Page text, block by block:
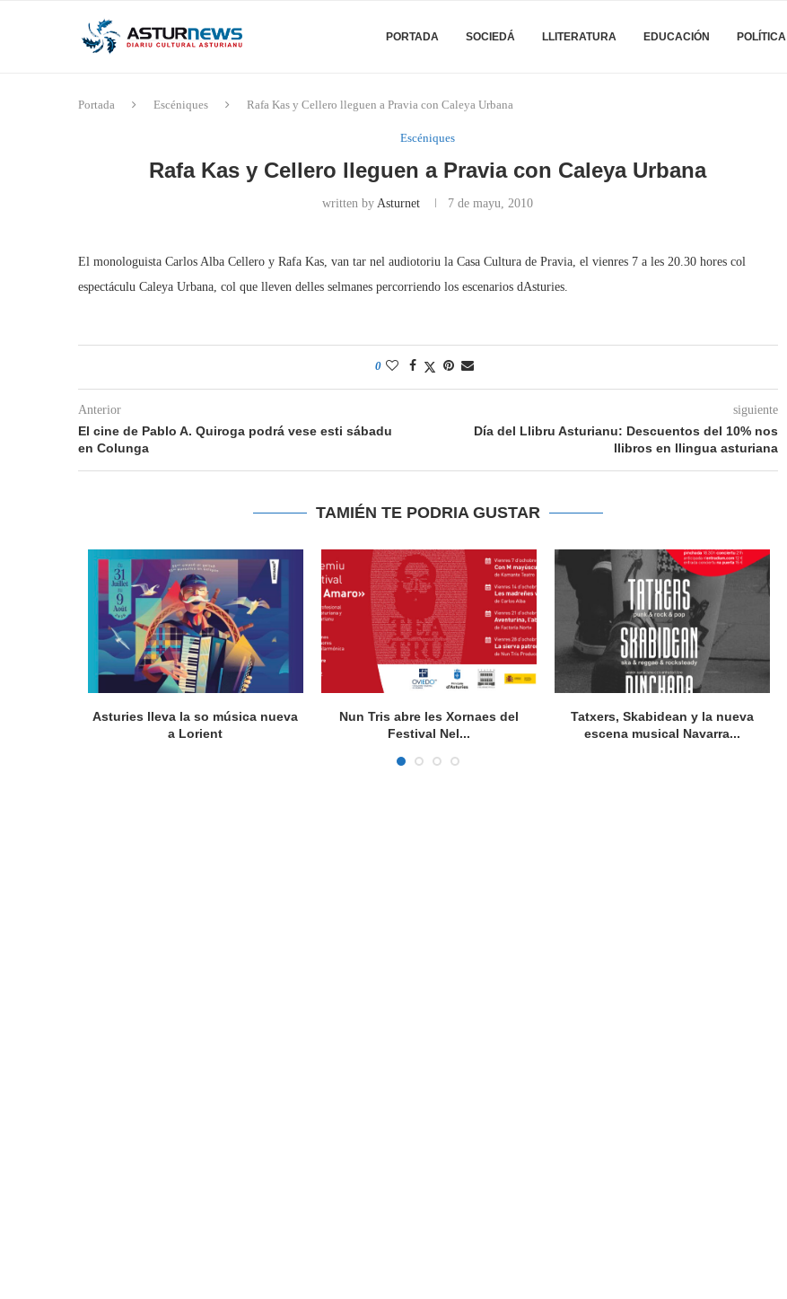
PORTADA SOCIEDÁ LLITERATURA EDUCACIÓN POLÍTICA
Portada Escéniques Rafa Kas y Cellero lleguen a Pravia con Caleya Urbana
Escéniques
Rafa Kas y Cellero lleguen a Pravia con Caleya Urbana
written byAsturnet 7 de mayu, 2010
El monologuista Carlos Alba Cellero y Rafa Kas, van tar nel audiotoriu la Casa Cultura de Pravia, el vienres 7 a les 20.30 hores col
espectáculu Caleya Urbana, col que lleven delles selmanes percorriendo los escenarios dAsturies.
0
Anterior
El cine de Pablo A. Quiroga podrá vese esti sábadu
en Colunga
siguiente
Día del Llibru Asturianu: Descuentos del 10% nos
llibros en llingua asturiana
TAMIÉN TE PODRIA GUSTAR
Asturies lleva la so música nueva
a Lorient
Nun Tris abre les Xornaes del
Festival Nel...
Tatxers, Skabidean y la nueva
escena musical Navarra...